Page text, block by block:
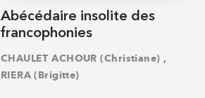
Abécédaire insolite des
francophonies
CHAULET ACHOUR (Christiane) ,
RIERA (Brigitte)